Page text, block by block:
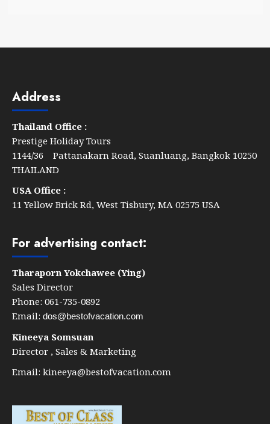
Address
Thailand Office :
Prestige Holiday Tours
1144/36 Pattanakarn Road, Suanluang, Bangkok 10250
THAILAND
USA Office :
11 Yellow Brick Rd, West Tisbury, MA 02575 USA
For advertising contact:
Tharaporn Yokchawee (Ying)
Sales Director
Phone: 061-735-0892
Email: dos@bestofvacation.com
Kineeya Somsuan
Director , Sales & Marketing
Email: kineeya@bestofvacation.com